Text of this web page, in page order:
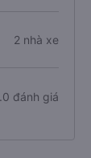
2 nhà xe
đánh giá